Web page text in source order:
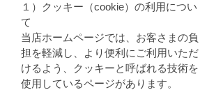
１）クッキー（cookie）の利用につい
て
当店ホームページでは、お客さまの負
担を軽減し、より便利にご利用いただ
けるよう、クッキーと呼ばれる技術を
使用しているページがあります。